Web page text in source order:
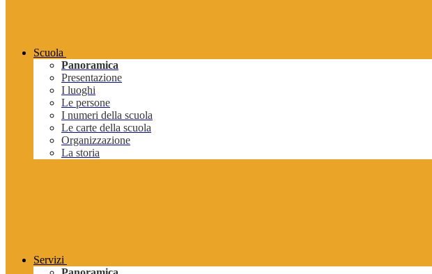
Scuola
Panoramica
Presentazione
I luoghi
Le persone
I numeri della scuola
Le carte della scuola
Organizzazione
La storia
Servizi